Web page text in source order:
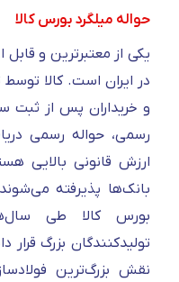
حواله میلگرد بورس کالا
یکی از معتبرترین و
در ایران است. کالا
و خریداران پس از ثبت
رسمی، حواله رسمی
ارزش قانونی بالایی
بانک‌ها پذیرفته
بورس کالا طی
تولیدکنندگان بزرگ
نقش بزرگ‌ترین